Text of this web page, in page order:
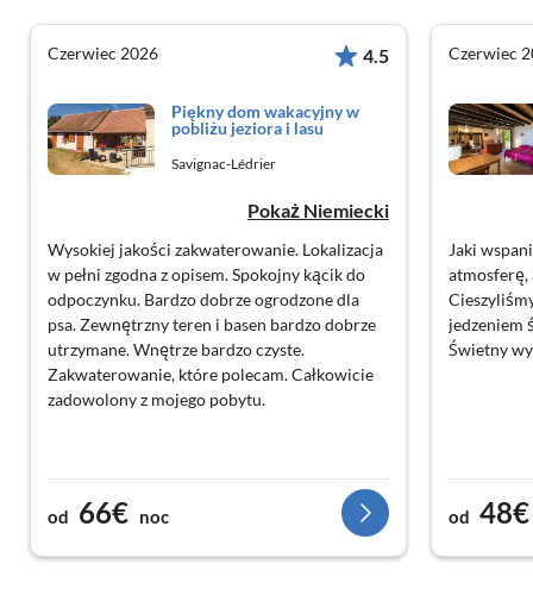
Czerwiec 2026 4.5
Piękny dom wakacyjny w
pobliżu jeziora i lasu
Savignac-Lédrier
Pokaż Niemiecki
Wysokiej jakości zakwaterowanie. Lokalizacja
w pełni zgodna z opisem. Spokojny kącik do
odpoczynku. Bardzo dobrze ogrodzone dla
psa. Zewnętrzny teren i basen bardzo dobrze
utrzymane. Wnętrze bardzo czyste.
Zakwaterowanie, które polecam. Całkowicie
zadowolony z mojego pobytu.
od 66€ noc
Czerwiec
Jaki
atmosferę,
jedzeniem
Świetny
od 48€